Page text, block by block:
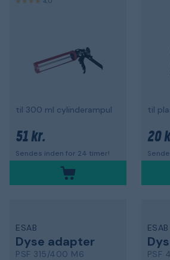
til 300 ml cylinderampul
51 kr.
Sendes inden for 24 timer!
20
ESAB
Dyse adapter
PSF 315/400 M6
ESAB
PSF